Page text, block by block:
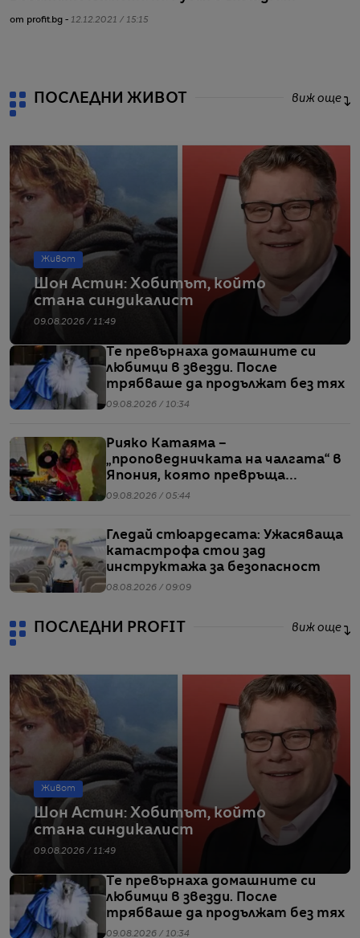
от profit.bg - 12.12.2021 / 15:15
ПОСЛЕДНИ ЖИВОТ виж още
Живот
Шон Астин: Хобитът, който
стана синдикалист
09.08.2026 / 11:49
Те превърнаха домашните си
любимци в звезди. После
трябваше да продължат без тях
09.08.2026 / 10:34
Рияко Катаяма –
„проповедничката на чалгата“ в
Япония, която превръща
българския попфолк в клубна
09.08.2026 / 05:44
Гледай стюардесата: Ужасяваща
катастрофа стои зад
инструктажа за безопасност
08.08.2026 / 09:09
ПОСЛЕДНИ PROFIT виж още
Живот
Шон Астин: Хобитът, който
стана синдикалист
09.08.2026 / 11:49
Те превърнаха домашните си
любимци в звезди. После
трябваше да продължат без тях
09.08.2026 / 10:34